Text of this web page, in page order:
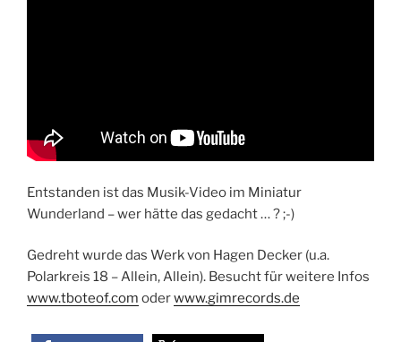
Entstanden ist das Musik-Video im Miniatur
Wunderland – wer hätte das gedacht … ? ;-)
Gedreht wurde das Werk von Hagen Decker (u.a.
Polarkreis 18 – Allein, Allein). Besucht für weitere Infos
www.tboteof.com oderwww.gimrecords.de